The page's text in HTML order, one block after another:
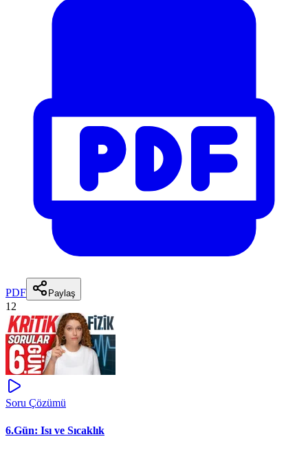
PDF Paylaş
12
Soru Çözümü
6.Gün: Isı ve Sıcaklık